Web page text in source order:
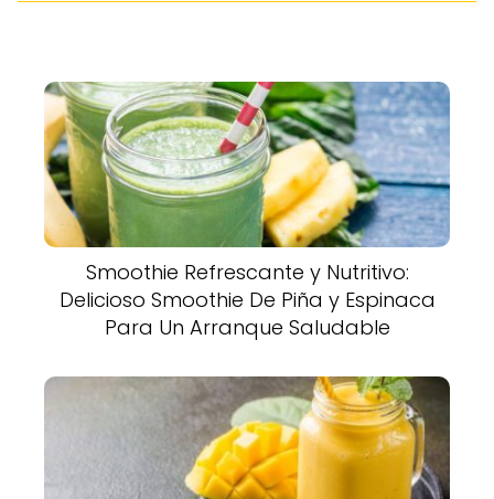
Smoothie Refrescante y Nutritivo:
Delicioso Smoothie De Piña y Espinaca
Para Un Arranque Saludable